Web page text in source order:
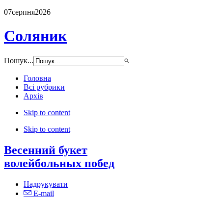
07серпня2026
Соляник
Пошук...
Головна
Всі рубрики
Архів
Skip to content
Skip to content
Весенний букет
волейбольных побед
Надрукувати
E-mail